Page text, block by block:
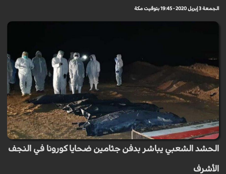
الجمعة 3 إبريل 2020 - 19:45 بتوقيت مكة
الحشد الشعبي يباشر بدفن جثامين ضحايا كورونا في النجف
الأشرف